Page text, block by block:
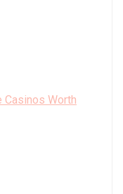
Casinos Worth